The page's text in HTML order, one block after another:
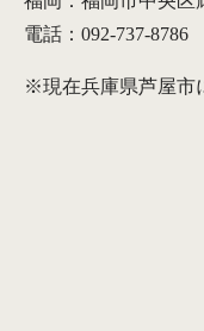
電話：092-737-8786
※現在兵庫県芦屋市